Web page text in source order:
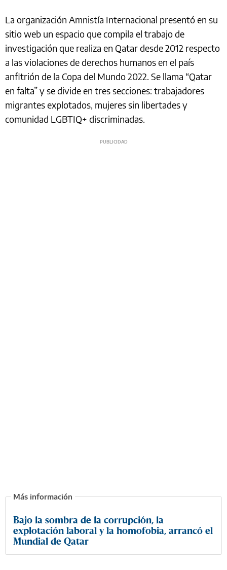
La organización Amnistía Internacional presentó en su
sitio web un espacio que compila el trabajo de
investigación que realiza en Qatar desde 2012 respecto
a las violaciones de derechos humanos en el país
anfitrión de la Copa del Mundo 2022. Se llama “Qatar
en falta” y se divide en tres secciones: trabajadores
migrantes explotados, mujeres sin libertades y
comunidad LGBTIQ+ discriminadas.
Bajo la sombra de la corrupción, la
explotación laboral y la homofobia, arrancó el
Mundial de Qatar